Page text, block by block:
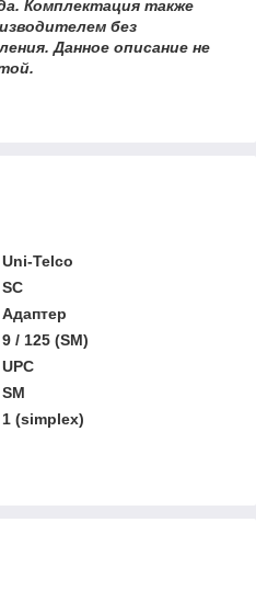
Комплектация также
без
Данное описание не
Uni-Telco
SC
Адаптер
9 / 125 (SM)
UPC
SM
1 (simplex)